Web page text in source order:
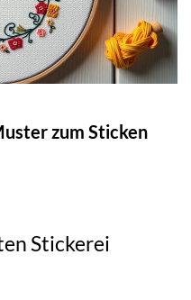
zum Sticken
Stickerei